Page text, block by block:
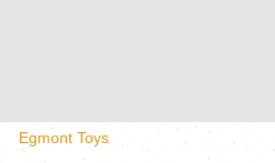
Egmont Toys